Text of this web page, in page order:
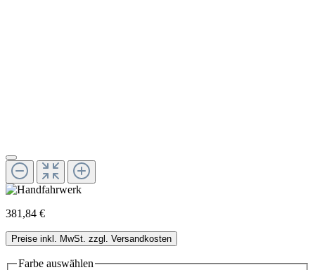
381,84 €
Preise inkl. MwSt. zzgl. Versandkosten
Farbe auswählen